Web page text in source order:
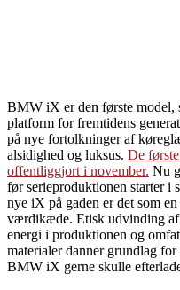
BMW iX er den første model,
platform for fremtidens
på nye fortolkninger af
alsidighed og luksus. De
offentliggjort i november. Nu
før serieproduktionen starter i
nye iX på gaden er det som
værdikæde. Etisk udvinding af
energi i produktionen og
materialer danner grundlag
BMW iX gerne skulle